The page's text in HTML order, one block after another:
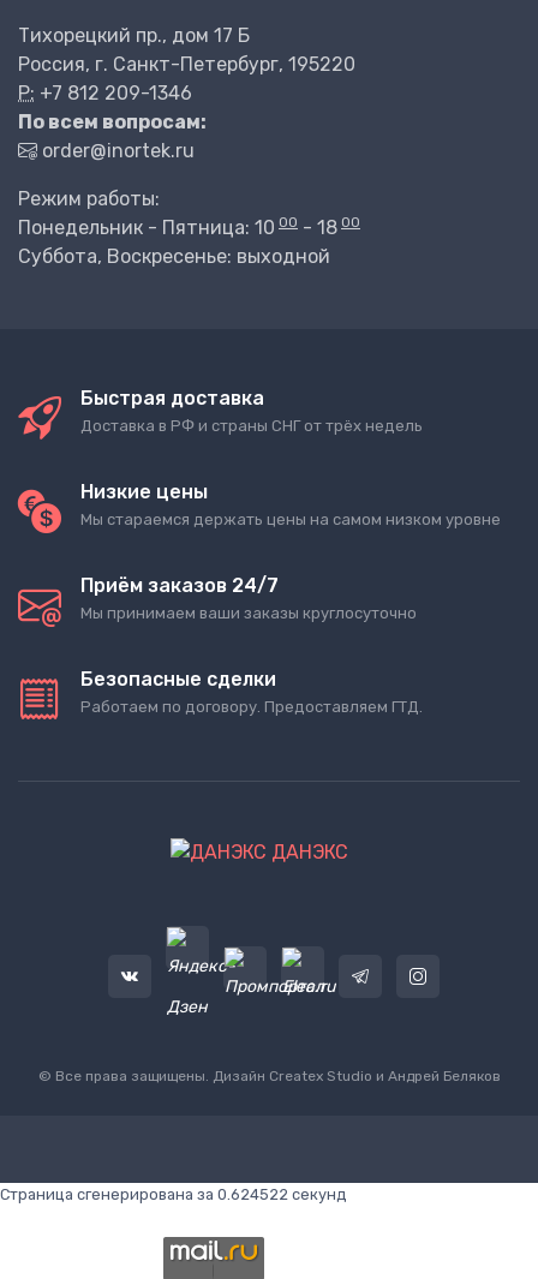
Тихорецкий пр., дом 17 Б
Россия, г. Санкт-Петербург, 195220
P: +7 812 209-1346
По всем вопросам:
order@inortek.ru
Режим работы:
Понедельник - Пятница: 10 00 - 18 00
Суббота, Воскресенье: выходной
Быстрая доставка
Доставка в РФ и страны СНГ от трёх недель
Низкие цены
Мы стараемся держать цены на самом низком уровне
Приём заказов 24/7
Мы принимаем ваши заказы круглосуточно
Безопасные сделки
Работаем по договору. Предоставляем ГТД.
ДАНЭКС
© Все права защищены. Дизайн Createx Studio и Андрей Беляков
Страница сгенерирована за 0.624522 секунд